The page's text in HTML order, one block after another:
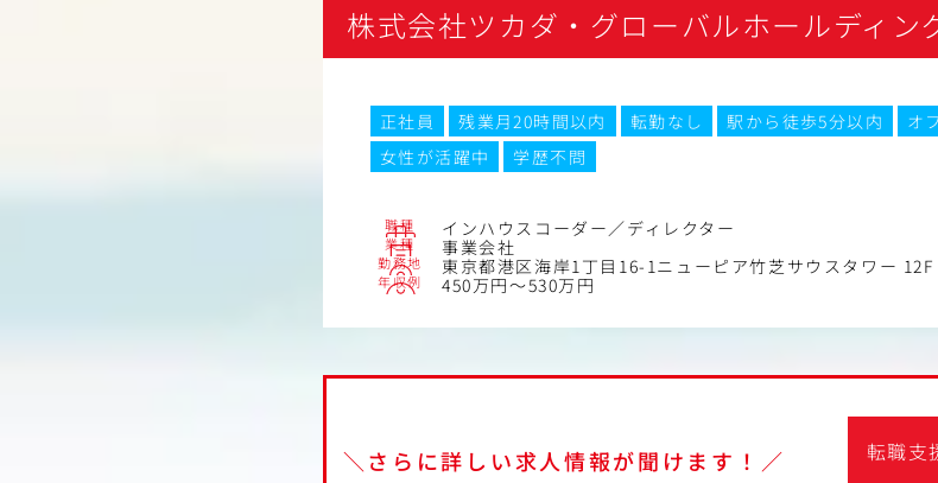
履歴書のつくり方
職務経歴書のつくり方
ポートフォリオのつくり方
面接対策
大手広告会社
エグゼクティ
しゅふクリ･
株式会社ツカダ・グローバルホールディン
正社員 残業月20時間以内 転勤なし 駅から徒歩5分以内 オ
女性が活躍中
学歴不問
職種 インハウスコーダー／ディレクター
業種 事業会社
勤務地 東京都港区海岸1丁目16-1ニューピア竹芝サウスタワー 12F
年収例 450万円～530万円
＼さらに詳しい求人情報が聞けます！／ 転職支